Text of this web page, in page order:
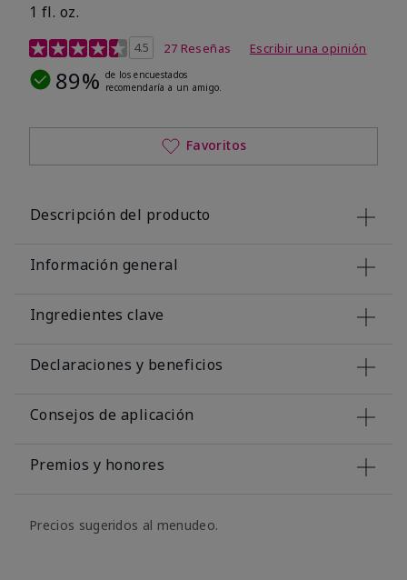
1 fl. oz.
Calificación de clientes de 4,1 de 5
4.5 27 Reseñas Escribir una opinión
89% de los encuestados
recomendaría a un amigo.
Favoritos
Descripción del producto
Información general
Ingredientes clave
Declaraciones y beneficios
Consejos de aplicación
Premios y honores
Precios sugeridos al menudeo.